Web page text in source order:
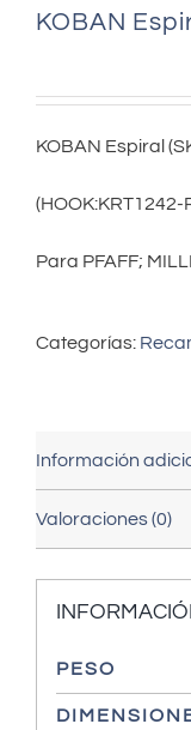
KOBAN
KOBAN Espiral
(HOOK:KRT1242-
Para PFAFF;
Categorías:
Información
Valoraciones (0)
PESO